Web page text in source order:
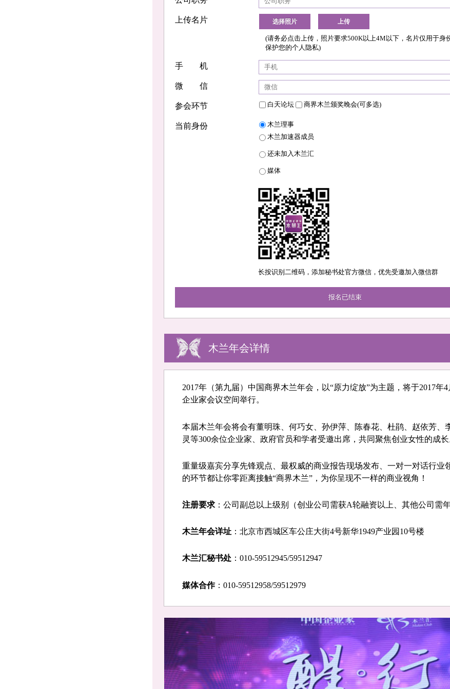
上传名片 选择照片
(请务必点击上传，照片要求500K以上4M以下，名片仅用于身
保护您的个人隐私)
手 机
微 信
参会环节 白天论坛 商界木兰颁奖晚会(可多选)
当前身份
木兰理事
木兰加速器成员
还未加入木兰汇
媒体
长按识别二维码，添加秘书处官方微信，优先受邀加入微信群
报名已结束
木兰年会详情
2017年（第九届）中国商界木兰年会，以“原力绽放”为主题，将于2017年4
企业家会议空间举行。
本届木兰年会将会有董明珠、何巧女、孙伊萍、陈春花、杜鹃、赵依芳、
灵等300余位企业家、政府官员和学者受邀出席，共同聚焦创业女性的成长
重量级嘉宾分享先锋观点、最权威的商业报告现场发布、一对一对话行业
的环节都让你零距离接触“商界木兰”，为你呈现不一样的商业视角！
注册要求：公司副总以上级别（创业公司需获A轮融资以上、其他公司需年
木兰年会详址：北京市西城区车公庄大街4号新华1949产业园10号楼
木兰汇秘书处：010-59512945/59512947
媒体合作：010-59512958/59512979